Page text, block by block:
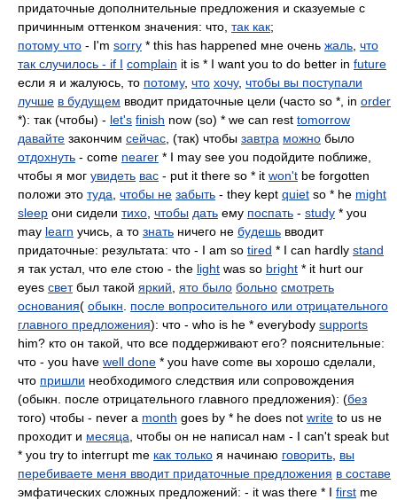
придаточные дополнительные предложения и сказуемые с
причинным оттенком значения: что, так как;
потому что - I'm sorry * this has happened мне очень жаль что
так случилось - if I complain it is * I want you to do better in future
если я и жалуюсь, то потому, что хочу, чтобы вы поступали
лучше в будущем вводит придаточные цели (часто so *, in order
*): так (чтобы) - let's finish now (so) * we can rest tomorrow
давайте закончим сейчас , (так) чтобы завтра можно было
отдохнуть - come nearer * I may see you подойдите поближе,
чтобы я мог увидеть вас - put it there so * it won't be forgotten
положи это туда чтобы не забыть - they kept quiet so * he might
sleep они сидели тихо чтобы дать ему поспать - study * you
may learn учись, а то знать ничего не будешь вводит
придаточные: результата: что - I am so tired * I can hardly stand
я так устал, что еле стою - the light was so bright * it hurt our
eyes светбыл такой яркий ято было больно смотреть
основания( обыкн
после вопросительного или отрицательного
главного предложения): что - who is he * everybody supports
him? кто он такой, что все поддерживают его? пояснительные:
что - you have well done * you have come вы хорошо сделали,
что пришли необходимого следствия или сопровождения
(обыкн. после отрицательного главного предложения): (без
того) чтобы - never a month goes by * he does not write to us не
проходит и месяца , чтобы он не написал нам - I can't speak but
* you try to interrupt me как только я начинаю говорить вы
перебиваете меня вводит придаточные предложения в составе
эмфатических сложных предложений: - it was there * I first me